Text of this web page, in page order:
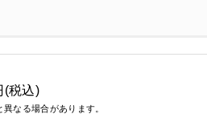
(税込)
なる場合があります。